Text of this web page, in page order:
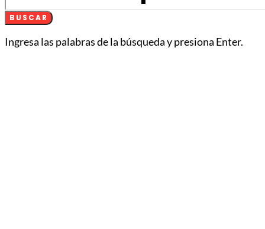
BUSCAR
Ingresa las palabras de la búsqueda y presiona Enter.